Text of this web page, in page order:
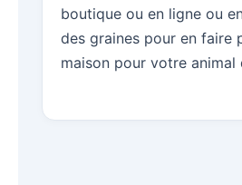
boutique ou en ligne ou
des graines pour en faire
maison pour votre animal